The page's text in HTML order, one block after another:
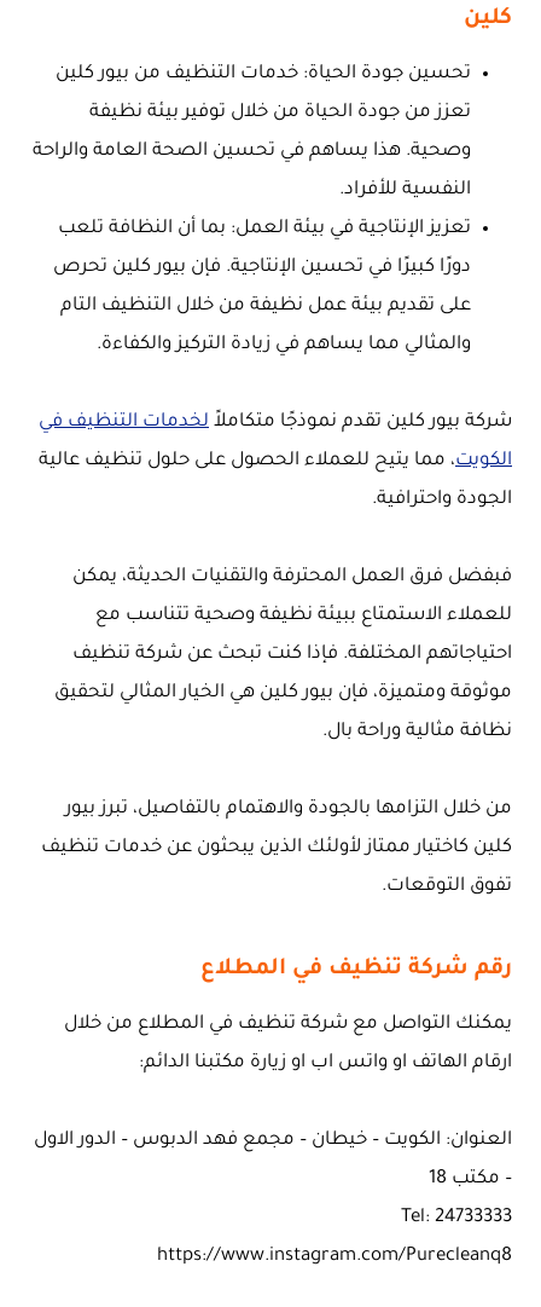
كلين
تحسين جودة الحياة: خدمات التنظيف من بيور كلين
تعزز من جودة الحياة من خلال توفير بيئة نظيفة
وصحية. هذا يساهم في تحسين الصحة العامة والراحة
النفسية للأفراد.
تعزيز الإنتاجية في بيئة العمل: بما أن النظافة تلعب
دورًا كبيرًا في تحسين الإنتاجية. فإن بيور كلين تحرص
على تقديم بيئة عمل نظيفة من خلال التنظيف التام
والمثالي مما يساهم في زيادة التركيز والكفاءة.
شركة بيور كلين تقدم نموذجًا متكاملاً لخدمات التنظيف في
الكويت، مما يتيح للعملاء الحصول على حلول تنظيف عالية
الجودة واحترافية.
فبفضل فرق العمل المحترفة والتقنيات الحديثة، يمكن
للعملاء الاستمتاع ببيئة نظيفة وصحية تتناسب مع
احتياجاتهم المختلفة. فإذا كنت تبحث عن شركة تنظيف
موثوقة ومتميزة، فإن بيور كلين هي الخيار المثالي لتحقيق
نظافة مثالية وراحة بال.
من خلال التزامها بالجودة والاهتمام بالتفاصيل، تبرز بيور
كلين كاختيار ممتاز لأولئك الذين يبحثون عن خدمات تنظيف
تفوق التوقعات.
رقم شركة تنظيف في المطلاع
يمكنك التواصل مع شركة تنظيف في المطلاع من خلال
ارقام الهاتف او واتس اب او زيارة مكتبنا الدائم:
العنوان: الكويت – خيطان – مجمع فهد الدبوس – الدور الاول
– مكتب 18
Tel: 24733333
https://www.instagram.com/Purecleanq8